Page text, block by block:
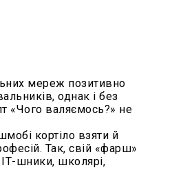
мереж позитивно
однак і без
«Чого валяємось?» не
кортіло взяти й
Так, свій «фарш»
шники, школярі,